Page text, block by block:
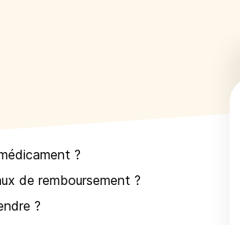
?
de remboursement ?
?